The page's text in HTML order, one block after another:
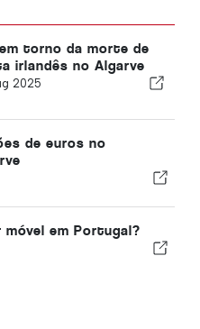
torno da morte de
irlandês no Algarve
2025
de euros no
em Portugal?